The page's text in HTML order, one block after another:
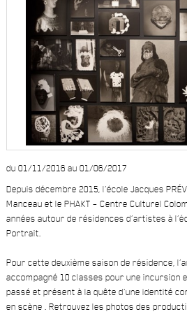
du 01/11/2016 au 01/06/2017
Depuis décembre 2015, l’école Jacques
Manceau et le PHAKT – Centre Culturel
années autour de résidences d’artistes à
Portrait.
Pour cette deuxième saison de résidence,
accompagné 10 classes pour une
passé et présent à la quête d’une identité
en scène . Retrouvez les photos des